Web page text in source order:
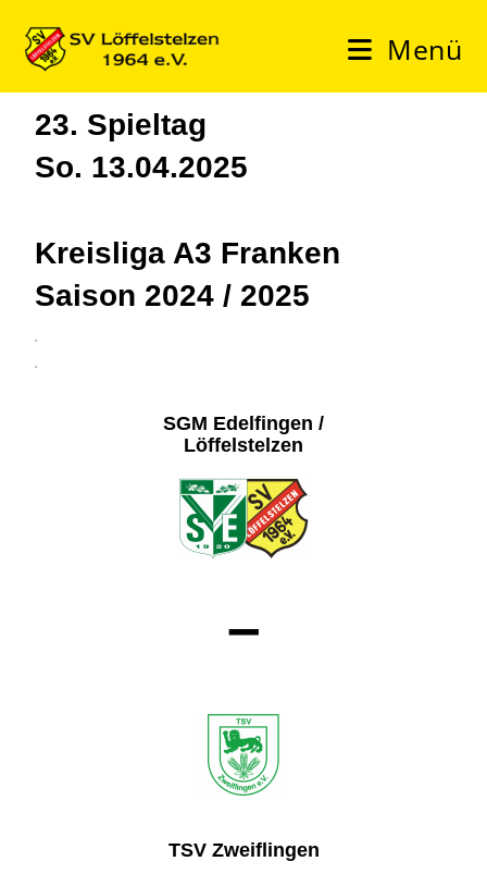
Menü
23. Spieltag
So. 13.04.2025
Kreisliga A3 Franken
Saison 2024 / 2025
3
4
SGM Edelfingen /
Löffelstelzen
–
TSV Zweiflingen